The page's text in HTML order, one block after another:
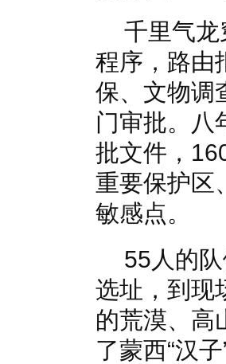
千里气
程序，路由
保、文物调
门审批。八
批文件，
重要保护区
敏感点。
55人的
选址，到现
的荒漠、高
了蒙西“汉